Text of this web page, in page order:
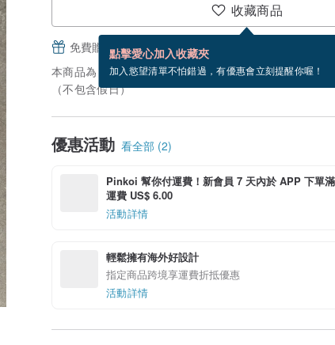
收藏商品
點擊愛心加入收藏夾
加入慾望清單不怕錯過，有優惠會立刻提醒你喔！
免費贈送電子賀卡，結帳完成後填寫
本商品為「接單訂製」。付款後，從開始製作到寄出商
（不包含假日）
優惠活動 看全部 (2)
Pinkoi 幫你付運費！新會員 7 天內於 APP 下單
運費 US$ 6.00
活動詳情
輕鬆擁有海外好設計
指定商品跨境享運費折抵優惠
活動詳情